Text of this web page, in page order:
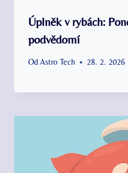
Úplněk v rybách:
podvědomí
Od Astro Tech 28. 2. 2026